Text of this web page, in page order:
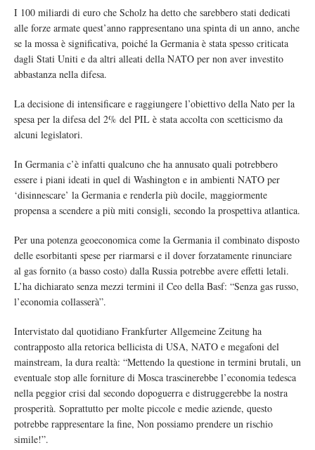
I 100 miliardi di euro che Scholz ha detto che sarebbero stati dedicati
alle forze armate quest’anno rappresentano una spinta di un anno, anche
se la mossa è significativa, poiché la Germania è stata spesso criticata
dagli Stati Uniti e da altri alleati della NATO per non aver investito
abbastanza nella difesa.
La decisione di intensificare e raggiungere l’obiettivo della Nato per la
spesa per la difesa del 2% del PIL è stata accolta con scetticismo da
alcuni legislatori.
In Germania c’è infatti qualcuno che ha annusato quali potrebbero
essere i piani ideati in quel di Washington e in ambienti NATO per
‘disinnescare’ la Germania e renderla più docile, maggiormente
propensa a scendere a più miti consigli, secondo la prospettiva atlantica.
Per una potenza geoeconomica come la Germania il combinato disposto
delle esorbitanti spese per riarmarsi e il dover forzatamente rinunciare
al gas fornito (a basso costo) dalla Russia potrebbe avere effetti letali.
L’ha dichiarato senza mezzi termini il Ceo della Basf: “Senza gas russo,
l’economia collasserà”.
Intervistato dal quotidiano Frankfurter Allgemeine Zeitung ha
contrapposto alla retorica bellicista di USA, NATO e megafoni del
mainstream, la dura realtà: “Mettendo la questione in termini brutali, un
eventuale stop alle forniture di Mosca trascinerebbe l’economia tedesca
nella peggior crisi dal secondo dopoguerra e distruggerebbe la nostra
prosperità. Soprattutto per molte piccole e medie aziende, questo
potrebbe rappresentare la fine, Non possiamo prendere un rischio
simile!”.